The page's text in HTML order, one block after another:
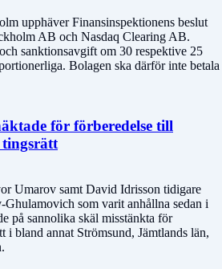
upphäver Finansinspektionens beslut
AB och Nasdaq Clearing AB.
sanktionsavgift om 30 respektive 25
Bolagen ska därför inte betala
för förberedelse till
Umarov samt David Idrisson tidigare
som varit anhållna sedan i
på sannolika skäl misstänkta för
i bland annat Strömsund, Jämtlands län,